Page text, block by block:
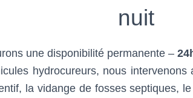
nuit
une disponibilité permanente –
hydrocureurs, nous
la vidange de fosses septiques,